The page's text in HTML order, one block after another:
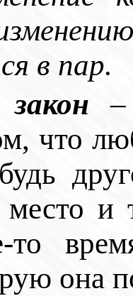
в пар.
что
место
то
она